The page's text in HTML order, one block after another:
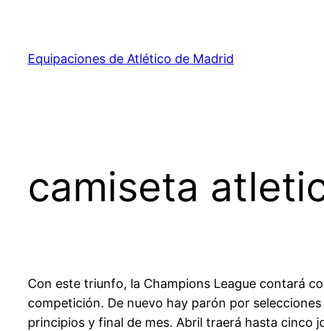
contenido
Equipaciones de Atlético de Madrid
camiseta
Con este triunfo, la Champions League contará
competición. De nuevo hay parón por
principios y final de mes. Abril traerá hasta cinco